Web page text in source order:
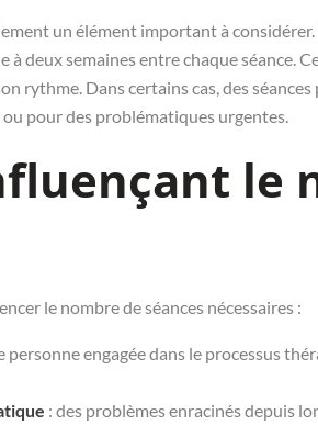
un élément important à
à deux semaines entre chaque séance.
rythme. Dans certains cas, des
pour des problématiques urgentes.
le
le nombre de séances nécessaires :
personne engagée dans le processus
: des problèmes enracinés depuis